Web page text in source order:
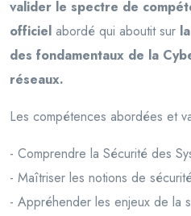
valider le spectre de
officiel abordé qui aboutit sur
des fondamentaux de la
réseaux.
Les compétences abordées et
- Comprendre la Sécurité des
- Maîtriser les notions de
- Appréhender les enjeux de la